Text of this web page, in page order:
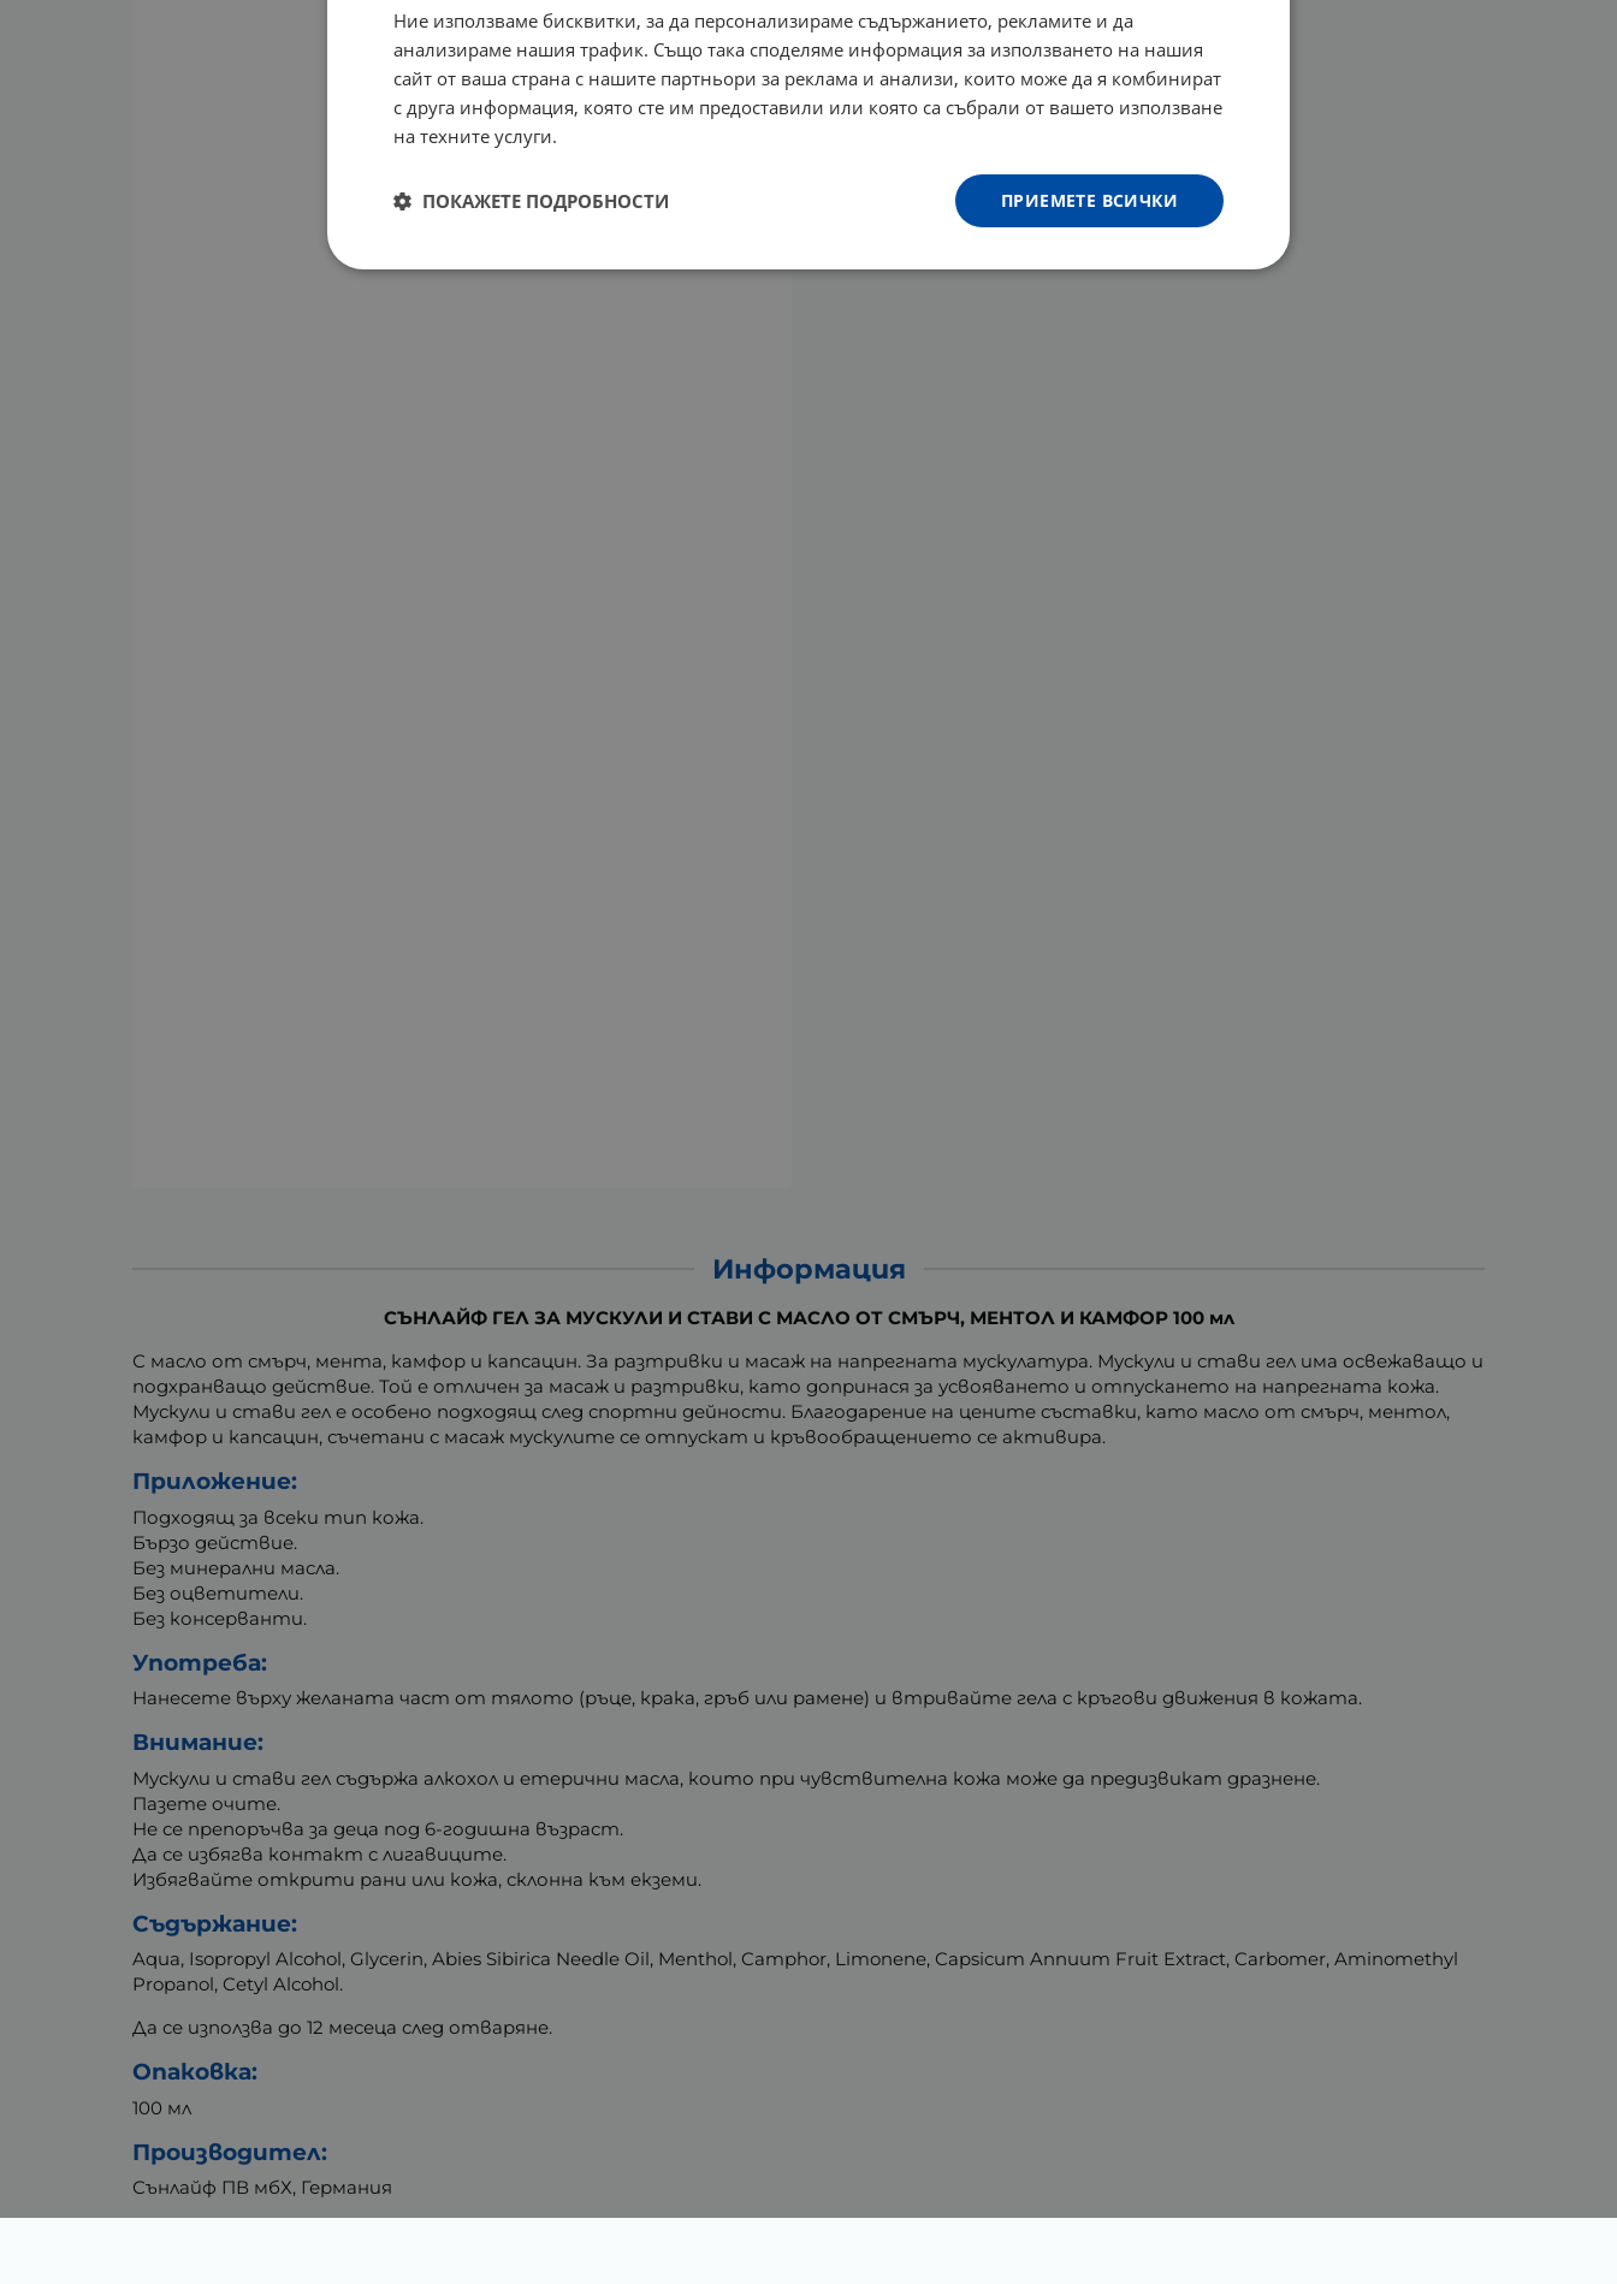
Информация
СЪНЛАЙФ ГЕЛ ЗА МУСКУЛИ И СТАВИ С МАСЛО ОТ СМЪРЧ, МЕНТОЛ И КАМФОР 100 мл
С масло от смърч, мента, камфор и капсацин. За разтривки и масаж на напрегната мускулатура. Мускули и стави гел има освежаващо и
подхранващо действие. Той е отличен за масаж и разтривки, като допринася за усвояването и отпускането на напрегната кожа.
Мускули и стави гел е особено подходящ след спортни дейности. Благодарение на цените съставки, като масло от смърч, ментол,
камфор и капсацин, съчетани с масаж мускулите се отпускат и кръвообращението се активира.
Приложение:
Подходящ за всеки тип кожа.
Бързо действие.
Без минерални масла.
Без оцветители.
Без консерванти.
Употреба:
Нанесете върху желаната част от тялото (ръце, крака, гръб или рамене) и втривайте гела с кръгови движения в кожата.
Внимание:
Мускули и стави гел съдържа алкохол и етерични масла, които при чувствителна кожа може да предизвикат дразнене.
Пазете очите.
Не се препоръчва за деца под 6-годишна възраст.
Да се избягва контакт с лигавиците.
Избягвайте открити рани или кожа, склонна към екземи.
Съдържание:
Aqua, Isopropyl Alcohol, Glycerin, Abies Sibirica Needle Oil, Menthol, Camphor, Limonene, Capsicum Annuum Fruit Extract, Carbomer, Aminomethyl
Propanol, Cetyl Alcohol.
Да се използва до 12 месеца след отваряне.
Опаковка:
100 мл
Производител:
Сънлайф ПВ мбХ, Германия
Ние използваме бисквитки, за да персонализираме съдържанието, рекламите и да
анализираме нашия трафик. Също така споделяме информация за използването на нашия
сайт от ваша страна с нашите партньори за реклама и анализи, които може да я комбинират
с друга информация, която сте им предоставили или която са събрали от вашето използване
на техните услуги.
ПРИЕМЕТЕ ВСИЧКИ
ПОКАЖЕТЕ ПОДРОБНОСТИ